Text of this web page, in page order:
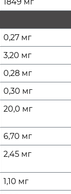
0,27 мг
3,20 мг
0,28 мг
0,30 мг
20,0 мг
6,70 мг
2,45 мг
1,10 мг